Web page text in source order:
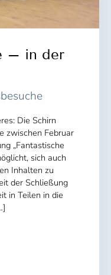
– in der
Die Schirn
zwischen Februar
„Fantastische
sich auch
Inhalten zu
der Schließung
in Teilen in die